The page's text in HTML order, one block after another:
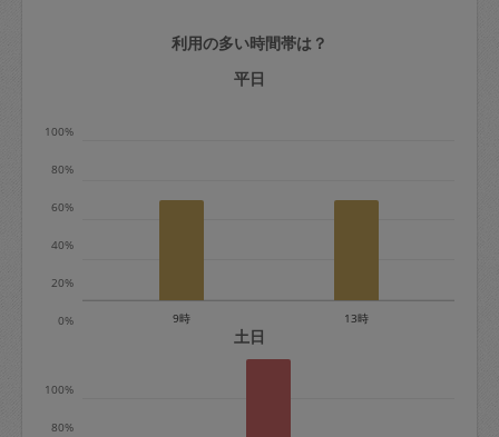
定期契約をキャンセルする場合、毎週定
期は月2回まで隔週定期は月1回までキャ
※キャンセル料金の設定について：
定期依頼1回（3時間）の金額とスポット
利用の多い時間帯は？
平日
0%
20%
40%
60%
80%
100%
9時 13時
土日
80%
100%